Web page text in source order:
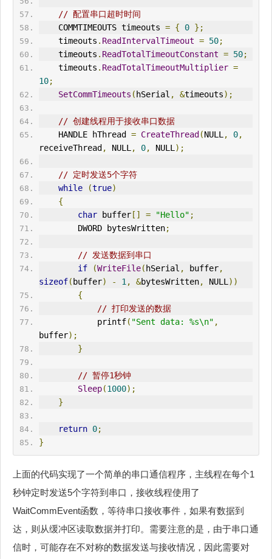
// 配置串口超时时间
    COMMTIMEOUTS timeouts
= { 0 };
    timeouts
. ReadIntervalTimeout = 50;
    timeouts
. ReadTotalTimeoutConstant = 50;
    timeouts
. ReadTotalTimeoutMultiplier =
10;
SetCommTimeouts ( hSerial , &timeouts);
// 创建线程用于接收串口数据
    HANDLE hThread
= CreateThread (NULL , 0,
receiveThread , NULL , 0, NULL );
// 定时发送5个字符
while
(true)
{
char buffer[] = "Hello" ;
        DWORD bytesWritten
;
// 发送数据到串口
if
(WriteFile( hSerial , buffer,
sizeof( buffer) - 1 , &bytesWritten, NULL ))
{
// 打印发送的数据
            printf
( "Sent data: %s\n" ,
buffer);
}
// 暂停1秒钟
Sleep(1000);
}
return 0;
}
上面的代码实现了一个简单的串口通信程序，主线程在每个1
秒钟定时发送5个字符到串口，接收线程使用了
WaitCommEvent函数，等待串口接收事件，如果有数据到
达，则从缓冲区读取数据并打印。需要注意的是，由于串口通
信时，可能存在不对称的数据发送与接收情况，因此需要对